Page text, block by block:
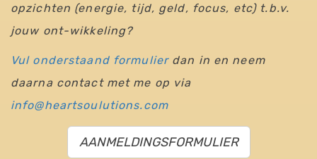
opzichten (energie, tijd, geld, focus, etc) t.b.v.
jouw ont-wikkeling?
Vul onderstaand formulierdan in en neem
daarna contact met me op via
info@heartsoulutions.com
AANMELDINGSFORMULIER